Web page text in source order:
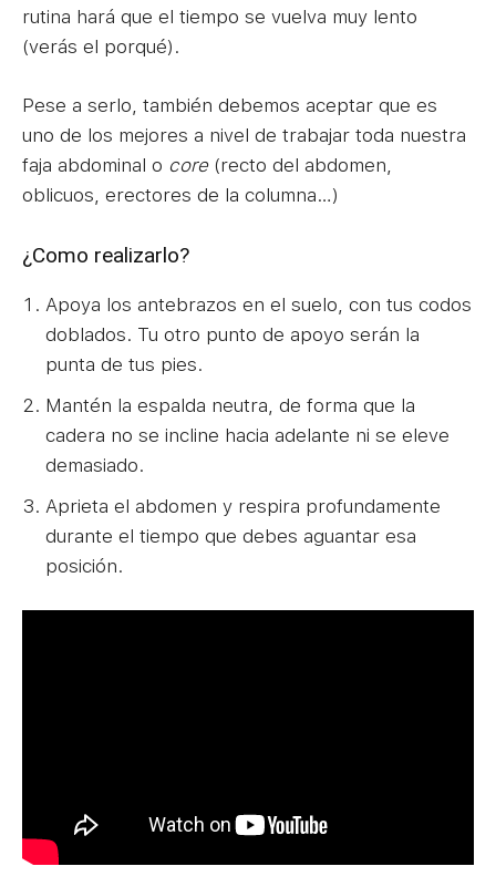
rutina hará que el tiempo se vuelva muy lento
(verás el porqué).
Pese a serlo, también debemos aceptar que es
uno de los mejores a nivel de trabajar toda nuestra
faja abdominal o core(recto del abdomen,
oblicuos, erectores de la columna…)
¿Como realizarlo?
Apoya los antebrazos en el suelo, con tus codos
doblados. Tu otro punto de apoyo serán la
punta de tus pies.
Mantén la espalda neutra, de forma que la
cadera no se incline hacia adelante ni se eleve
demasiado.
Aprieta el abdomen y respira profundamente
durante el tiempo que debes aguantar esa
posición.